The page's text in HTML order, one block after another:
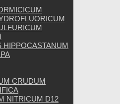
HIPPOCASTANUM
CRUDUM
NITRICUM D12